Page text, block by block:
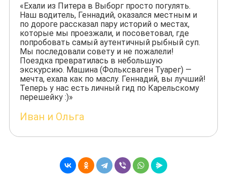
«Ехали из Питера в Выборг просто погулять.
Наш водитель, Геннадий, оказался местным и
по дороге рассказал пару историй о местах,
которые мы проезжали, и посоветовал, где
попробовать самый аутентичный рыбный суп.
Мы последовали совету и не пожалели!
Поездка превратилась в небольшую
экскурсию. Машина (Фольксваген Туарег) —
мечта, ехала как по маслу. Геннадий, вы лучший!
Теперь у нас есть личный гид по Карельскому
перешейку :)»
Иван и Ольга